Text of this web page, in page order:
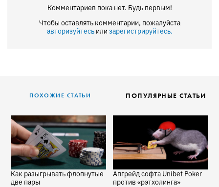
Комментариев пока нет. Будь первым!
Чтобы оставлять комментарии, пожалуйста
авторизуйтесьили зарегистрируйтесь.
ПОХОЖИЕ СТАТЬИ ПОПУЛЯРНЫЕ СТАТЬИ
Как разыгрывать флопнутые
две пары
Апгрейд софта Unibet Poker
против «рэтхолинга»